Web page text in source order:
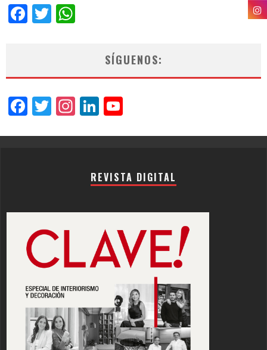
Facebook
Twitter
SÍGUENOS:
Facebook
Twitter
Instagram
LinkedIn
REVISTA DIGITAL